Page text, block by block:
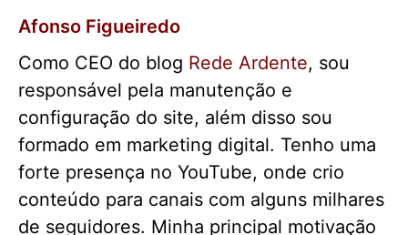
Afonso Figueiredo
Como CEO do blog Rede Ardente, sou
responsável pela manutenção e
configuração do site, além disso sou
formado em marketing digital. Tenho uma
forte presença no YouTube, onde crio
conteúdo para canais com alguns milhares
de seguidores. Minha principal motivação